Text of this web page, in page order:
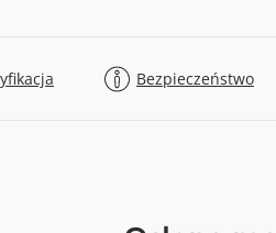
Bezpieczeństwo